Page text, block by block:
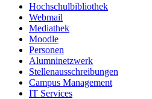
Hochschulbibliothek
Webmail
Mediathek
Moodle
Personen
Alumninetzwerk
Stellenausschreibungen
Campus Management
IT Services